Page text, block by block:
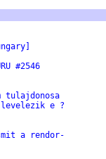
#2546
tulajdonosa
e ?
a rendor-